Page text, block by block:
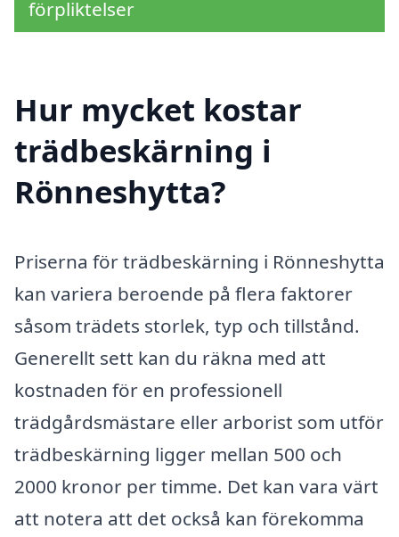
förpliktelser
Hur mycket kostar
trädbeskärning i
Rönneshytta?
Priserna för trädbeskärning i Rönneshytta
kan variera beroende på flera faktorer
såsom trädets storlek, typ och tillstånd.
Generellt sett kan du räkna med att
kostnaden för en professionell
trädgårdsmästare eller arborist som utför
trädbeskärning ligger mellan 500 och
2000 kronor per timme. Det kan vara värt
att notera att det också kan förekomma